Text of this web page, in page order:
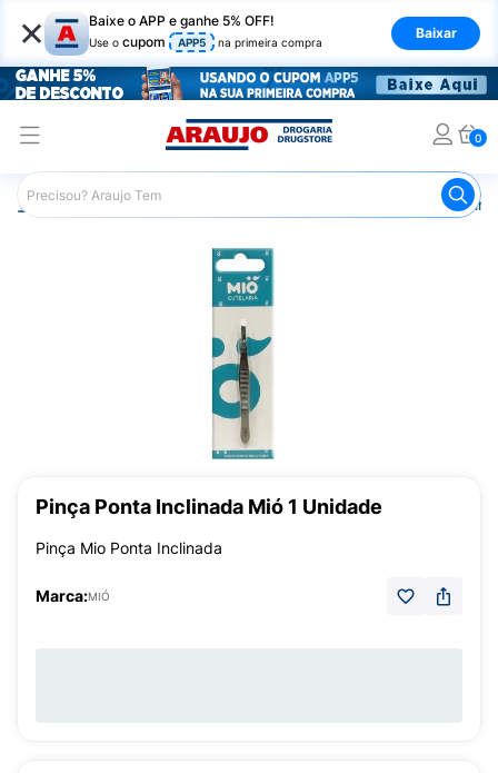
× Baixe o APP e ganhe 5% OFF!
Use o cupom APP5 na primeira compra
Baixar
0
Araujo Maquiagem
Pinça Ponta Inclinada Mió 1 Unidade
Pinça Mio Ponta Inclinada
Marca:MIÓ